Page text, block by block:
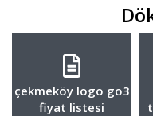
çekmeköy logo go3
fiyat listesi